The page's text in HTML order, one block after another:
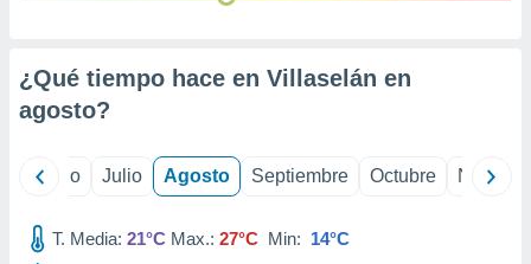
¿Qué tiempo hace en Villaselán en
agosto?
Junio Julio Agosto Septiembre Octubre
T. Media: 21°C Max.: 27°C Min: 14°C